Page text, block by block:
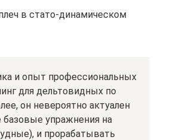
в стато-динамическом
и опыт профессиональных
для дельтовидных по
он невероятно актуален
упражнения на
и прорабатывать